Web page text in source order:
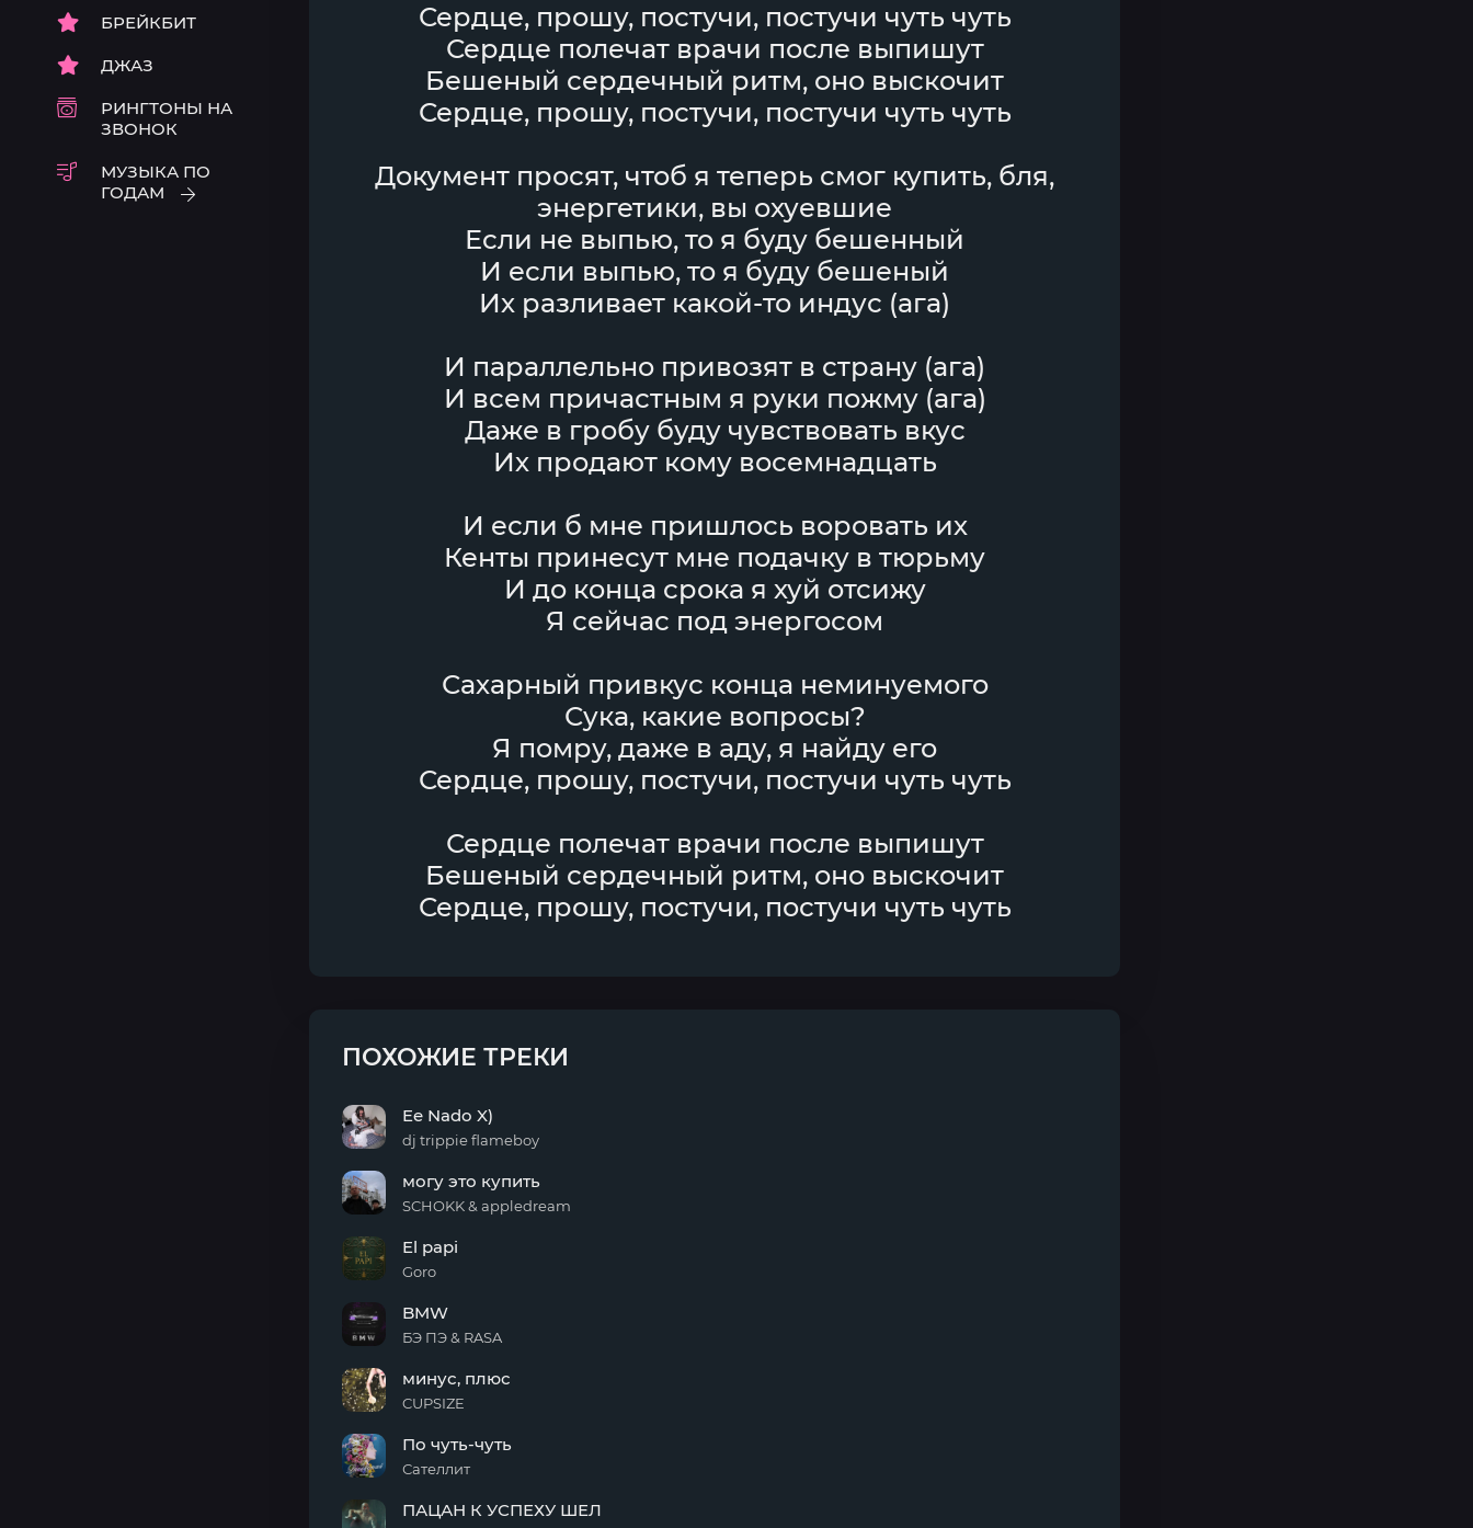
БРЕЙКБИТ
ДЖАЗ
РИНГТОНЫ НА
ЗВОНОК
МУЗЫКА ПО
ГОДАМ
Сердце, прошу, постучи, постучи чуть чуть
Сердце полечат врачи после выпишут
Бешеный сердечный ритм, оно выскочит
Сердце, прошу, постучи, постучи чуть чуть
Документ просят, чтоб я теперь смог купить, бля,
энергетики, вы охуевшие
Если не выпью, то я буду бешенный
И если выпью, то я буду бешеный
Их разливает какой-то индус (ага)
И параллельно привозят в страну (ага)
И всем причастным я руки пожму (ага)
Даже в гробу буду чувствовать вкус
Их продают кому восемнадцать
И если б мне пришлось воровать их
Кенты принесут мне подачку в тюрьму
И до конца срока я хуй отсижу
Я сейчас под энергосом
Сахарный привкус конца неминуемого
Сука, какие вопросы?
Я помру, даже в аду, я найду его
Сердце, прошу, постучи, постучи чуть чуть
Сердце полечат врачи после выпишут
Бешеный сердечный ритм, оно выскочит
Сердце, прошу, постучи, постучи чуть чуть
ПОХОЖИЕ ТРЕКИ
Nado
X)
Ee Nado X)
dj trippie flameboy
это
купить
могу это купить
SCHOKK & appledream
papi
El papi
Goro
BMW
БЭ ПЭ & RASA
плюс
минус, плюс
CUPSIZE
чуть-
По чуть-чуть
Сателлит
ПАЦАН К УСПЕХУ ШЕЛ